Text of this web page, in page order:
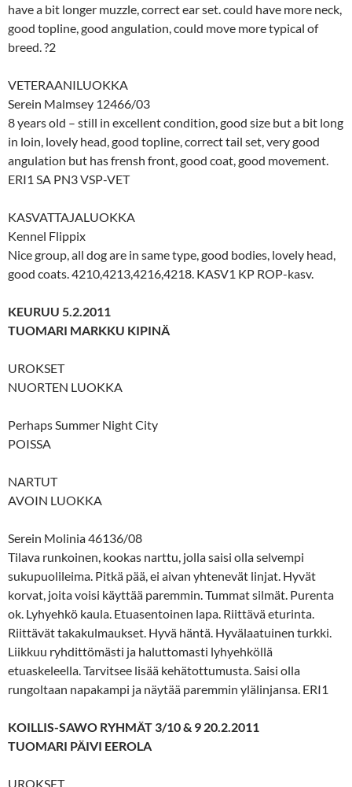
have a bit longer muzzle, correct ear set. could have more neck,
good topline, good angulation, could move more typical of
breed. ?2
VETERAANILUOKKA
Serein Malmsey 12466/03
8 years old – still in excellent condition, good size but a bit long
in loin, lovely head, good topline, correct tail set, very good
angulation but has frensh front, good coat, good movement.
ERI1 SA PN3 VSP-VET
KASVATTAJALUOKKA
Kennel Flippix
Nice group, all dog are in same type, good bodies, lovely head,
good coats. 4210,4213,4216,4218. KASV1 KP ROP-kasv.
KEURUU 5.2.2011
TUOMARI MARKKU KIPINÄ
UROKSET
NUORTEN LUOKKA
Perhaps Summer Night City
POISSA
NARTUT
AVOIN LUOKKA
Serein Molinia 46136/08
Tilava runkoinen, kookas narttu, jolla saisi olla selvempi
sukupuolileima. Pitkä pää, ei aivan yhtenevät linjat. Hyvät
korvat, joita voisi käyttää paremmin. Tummat silmät. Purenta
ok. Lyhyehkö kaula. Etuasentoinen lapa. Riittävä eturinta.
Riittävät takakulmaukset. Hyvä häntä. Hyvälaatuinen turkki.
Liikkuu ryhdittömästi ja haluttomasti lyhyehköllä
etuaskeleella. Tarvitsee lisää kehätottumusta. Saisi olla
rungoltaan napakampi ja näytää paremmin ylälinjansa. ERI1
KOILLIS-SAWO RYHMÄT 3/10 & 9 20.2.2011
TUOMARI PÄIVI EEROLA
UROKSET